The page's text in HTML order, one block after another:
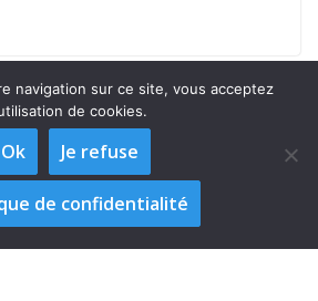
navigation sur ce site, vous acceptez
de cookies.
Ok Je refuse
de confidentialité